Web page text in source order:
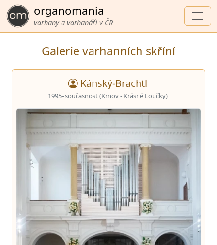
organomania
varhany a varhanáři v ČR
Galerie varhanních skříní
Kánský-Brachtl
1995–současnost (Krnov - Krásné Loučky)